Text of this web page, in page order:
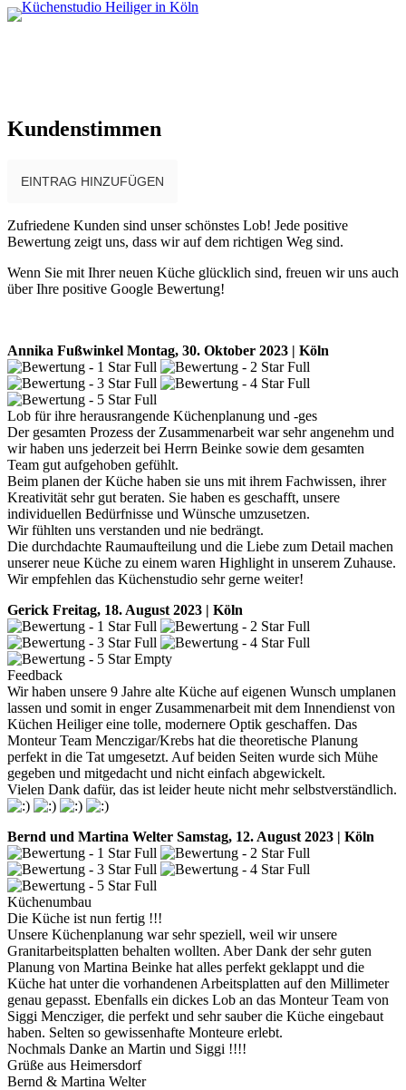
Kundenstimmen
EINTRAG HINZUFÜGEN
Zufriedene Kunden sind unser schönstes Lob! Jede positive
Bewertung zeigt uns, dass wir auf dem richtigen Weg sind.
Wenn Sie mit Ihrer neuen Küche glücklich sind, freuen wir uns auch
über Ihre positive Google Bewertung!
Annika Fußwinkel Montag, 30. Oktober 2023 | Köln
Lob für ihre herausrangende Küchenplanung und -ges
Der gesamten Prozess der Zusammenarbeit war sehr angenehm und
wir haben uns jederzeit bei Herrn Beinke sowie dem gesamten
Team gut aufgehoben gefühlt.
Beim planen der Küche haben sie uns mit ihrem Fachwissen, ihrer
Kreativität sehr gut beraten. Sie haben es geschafft, unsere
individuellen Bedürfnisse und Wünsche umzusetzen.
Wir fühlten uns verstanden und nie bedrängt.
Die durchdachte Raumaufteilung und die Liebe zum Detail machen
unserer neue Küche zu einem waren Highlight in unserem Zuhause.
Wir empfehlen das Küchenstudio sehr gerne weiter!
Gerick Freitag, 18. August 2023 | Köln
Feedback
Wir haben unsere 9 Jahre alte Küche auf eigenen Wunsch umplanen
lassen und somit in enger Zusammenarbeit mit dem Innendienst von
Küchen Heiliger eine tolle, modernere Optik geschaffen. Das
Monteur Team Menczigar/Krebs hat die theoretische Planung
perfekt in die Tat umgesetzt. Auf beiden Seiten wurde sich Mühe
gegeben und mitgedacht und nicht einfach abgewickelt.
Vielen Dank dafür, das ist leider heute nicht mehr selbstverständlich.
Bernd und Martina Welter Samstag, 12. August 2023 | Köln
Küchenumbau
Die Küche ist nun fertig !!!
Unsere Küchenplanung war sehr speziell, weil wir unsere
Granitarbeitsplatten behalten wollten. Aber Dank der sehr guten
Planung von Martina Beinke hat alles perfekt geklappt und die
Küche hat unter die vorhandenen Arbeitsplatten auf den Millimeter
genau gepasst. Ebenfalls ein dickes Lob an das Monteur Team von
Siggi Mencziger, die perfekt und sehr sauber die Küche eingebaut
haben. Selten so gewissenhafte Monteure erlebt.
Nochmals Danke an Martin und Siggi !!!!
Grüße aus Heimersdorf
Bernd & Martina Welter